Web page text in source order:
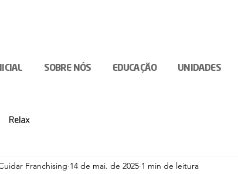
SOBRE NÓS EDUCAÇÃO UNIDADES
Relax
Franchising 14 de mai. de 2025 1 min de leitura